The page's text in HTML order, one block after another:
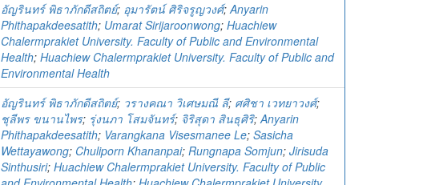
อัญรินทร์ พิธาภักดีสถิตย์; อุมารัตน์ ศิริจรูญวงศ์;Anyarin
Phithapakdeesatith; Umarat Sirijaroonwong; Huachiew
Chalermprakiet University. Faculty of Public and Environmental
Health; Huachiew Chalermprakiet University. Faculty of Public and
Environmental Health
อัญรินทร์ พิธาภักดีสถิตย์; วรางคณา วิเศษมณี ลี; ศศิชา เวทยาวงศ์;
ชุลีพร ขนานไพร; รุ่งนภา โสมจันทร์; จิริสุดา สินธุศิริ;Anyarin
Phithapakdeesatith; Varangkana Visesmanee Le; Sasicha
Wettayawong; Chuliporn Khananpai; Rungnapa Somjun; Jirisuda
Sinthusiri; Huachiew Chalermprakiet University. Faculty of Public